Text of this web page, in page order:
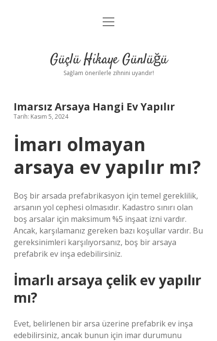
Anasayfa
Yasal Uyarı
menüyü
Güçlü Hikaye Günlüğü
Sağlam önerilerle zihnini uyandır!
Imarsız Arsaya Hangi Ev Yapılır
Tarih: Kasım 5, 2024
İmarı olmayan
arsaya ev yapılır mı?
Boş bir arsada prefabrikasyon için temel gereklilik,
arsanın yol cephesi olmasıdır. Kadastro sınırı olan
boş arsalar için maksimum %5 inşaat izni vardır.
Ancak, karşılamanız gereken bazı koşullar vardır. Bu
gereksinimleri karşılıyorsanız, boş bir arsaya
prefabrik ev inşa edebilirsiniz.
İmarlı arsaya çelik ev yapılır
mı?
Evet, belirlenen bir arsa üzerine prefabrik ev inşa
edebilirsiniz, ancak bunun için imar durumunu